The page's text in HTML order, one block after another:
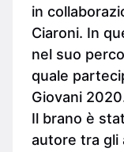
in
Ciaroni. In
nel suo
quale
Giovani
Il brano è
autore tra gli